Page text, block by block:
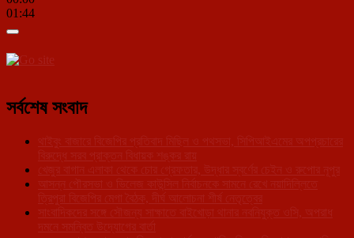
01:44
সর্বশেষ সংবাদ
থাইবুং বাজারে বিজেপির প্রতিবাদ মিছিল ও পথসভা, সিপিআইএমের অপপ্রচারের
বিরুদ্ধে সরব প্রাক্তন বিধায়ক শঙ্কর রায়
খেজুর বাগান এলাকা থেকে চোর গ্রেফতার, উদ্ধার স্বর্ণের চেইন ও রুপোর নূপুর
আসন্ন পৌরসভা ও ভিলেজ কাউন্সিল নির্বাচনকে সামনে রেখে নয়াদিল্লিতে
ত্রিপুরা বিজেপির মেগা বৈঠক, দীর্ঘ আলোচনা শীর্ষ নেতৃত্বের
সাংবাদিকদের সঙ্গে সৌজন্য সাক্ষাতে বাইখোড়া থানার নবনিযুক্ত ওসি, অপরাধ
দমনে সমন্বিত উদ্যোগের বার্তা